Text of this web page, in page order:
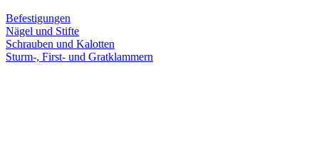
Befestigungen
Nägel und Stifte
Schrauben und Kalotten
Sturm-, First- und Gratklammern